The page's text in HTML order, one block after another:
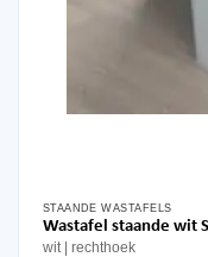
STAANDE WASTAFELS
Wastafel
wit rechthoek